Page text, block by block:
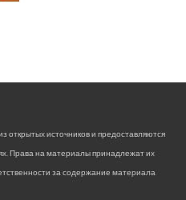
открытых источников и предоставляются
Права на материалы принадлежат их
за содержание материала